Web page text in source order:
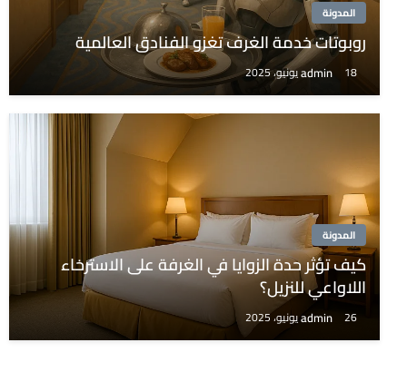
المدونة
روبوتات خدمة الغرف تغزو الفنادق العالمية
admin 18 يونيو، 2025
المدونة
كيف تؤثر حدة الزوايا في الغرفة على الاسترخاء
اللاواعي للنزيل؟
admin 26 يونيو، 2025